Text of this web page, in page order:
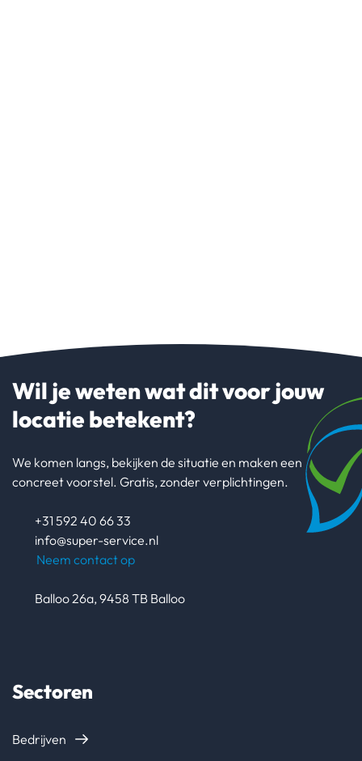
Wil je weten wat dit voor jouw
locatie betekent?
We komen langs, bekijken de situatie en maken een
concreet voorstel. Gratis, zonder verplichtingen.
+31 592 40 66 33
info@super-service.nl
Neem contact op
Balloo 26a,9458 TB Balloo
Sectoren
Bedrijven